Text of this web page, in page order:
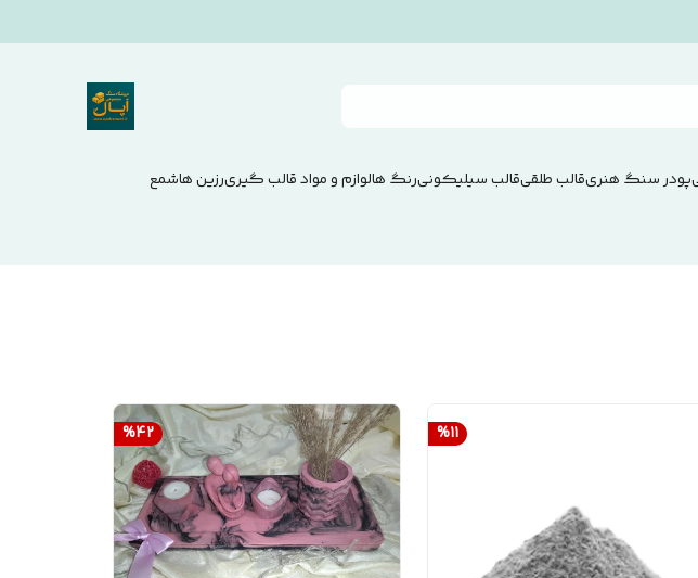
پودر سنگ هنریقالب طلقیقالب سیلیکونیرنگ هالوازم و مواد قالب گیریرزین هاشمع
%11
%42